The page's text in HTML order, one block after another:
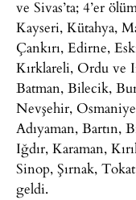
ve Sivas’ta; 4’er
Kayseri, Kütahya,
Çankırı, Edirne,
Kırklareli, Ordu ve
Batman, Bilecik,
Nevşehir,
Adıyaman, Bartın,
Iğdır, Karaman,
Sinop, Şırnak,
geldi.